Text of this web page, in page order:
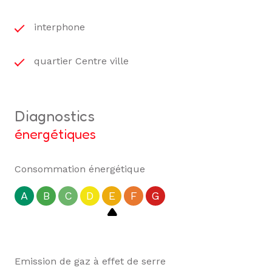
interphone
quartier Centre ville
diagnostics
énergétiques
Consommation énergétique
A B C D E F G
Emission de gaz à effet de serre